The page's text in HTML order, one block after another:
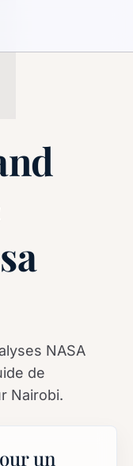
NASA
de
Nairobi.
un